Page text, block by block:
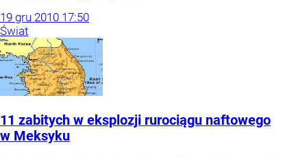
19 gru 2010 17:50
Świat
11 zabitych w eksplozji rurociągu naftowego
w Meksyku